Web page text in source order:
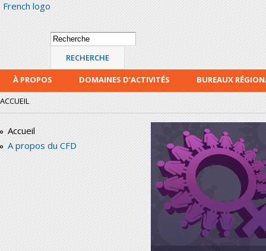
French logo
Formulaire de
recherche
Recherche
À PROPOS DOMAINES D’ACTIVITÉS
BUREAUX
ACCUEIL
Accueil
A propos du CFD